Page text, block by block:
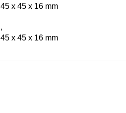
45 x 45 x 16 mm
,
45 x 45 x 16 mm